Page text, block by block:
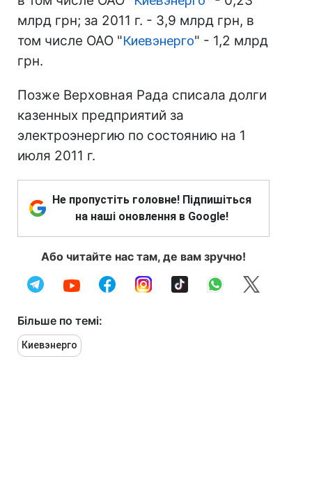
млрд грн; за 2011 г. - 3,9 млрд грн, в
том числе ОАО "Киевэнерго" - 1,2 млрд
грн.
Позже Верховная Рада списала долги
казенных предприятий за
электроэнергию по состоянию на 1
июля 2011 г.
Не пропустіть головне! Підпишіться
на наші оновлення в Google!
Або читайте нас там, де вам зручно!
Більше по темі:
Киевэнерго